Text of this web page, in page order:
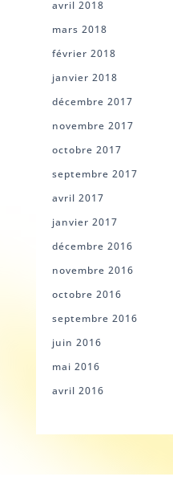
avril 2018
mars 2018
février 2018
janvier 2018
décembre 2017
novembre 2017
octobre 2017
septembre 2017
avril 2017
janvier 2017
décembre 2016
novembre 2016
octobre 2016
septembre 2016
juin 2016
mai 2016
avril 2016